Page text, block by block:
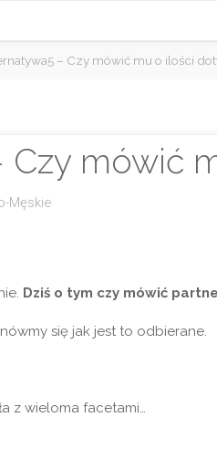
– Czy mówić mu o ilości
Czy mówić
Męskie
Dziś o tym czy mówić
się jak jest to odbierane.
z wieloma facetami…